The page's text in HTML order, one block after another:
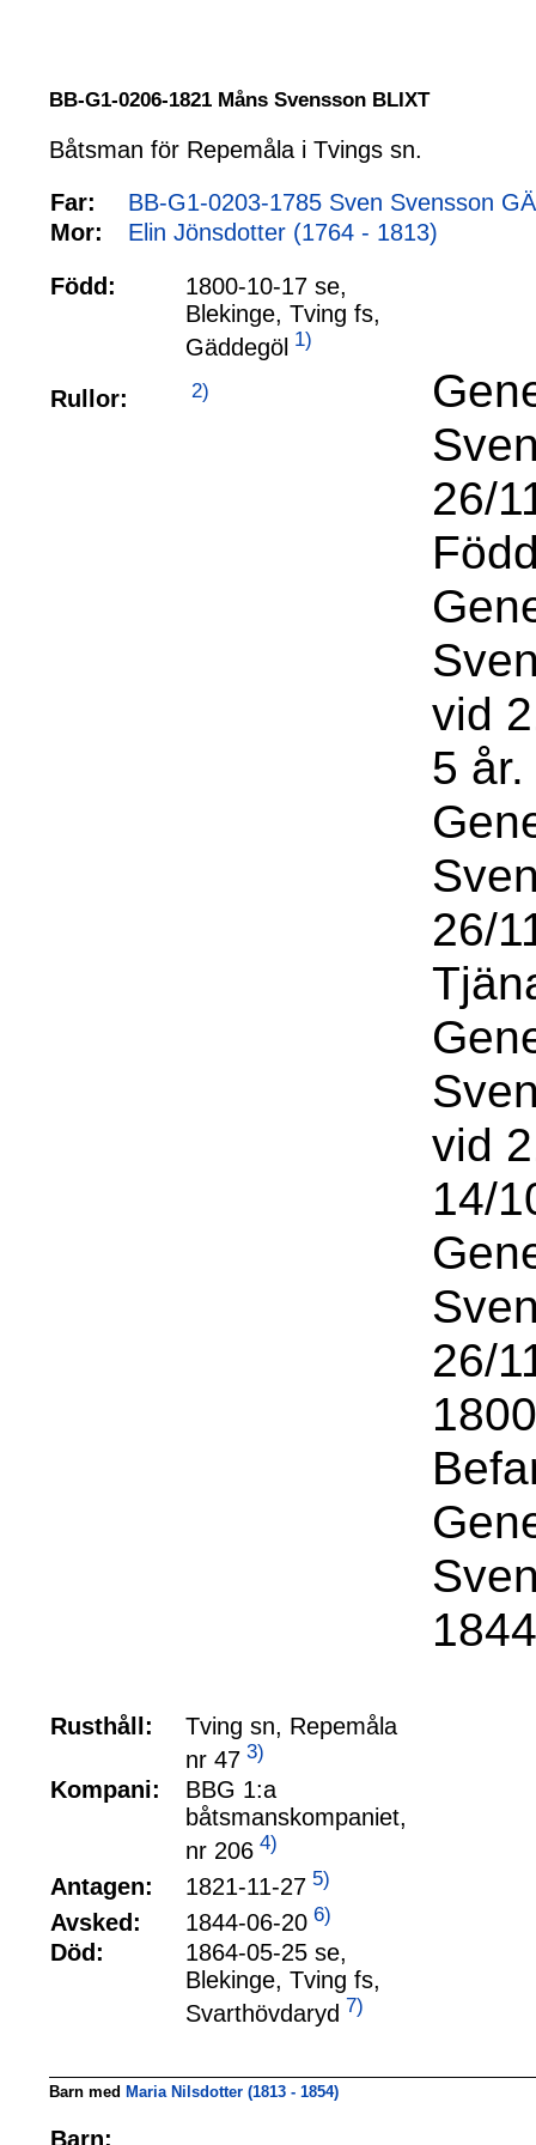
BB-G1-0206-1821 Måns Svensson BLIXT
Båtsman för Repemåla i Tvings sn.
Far:
BB-G1-0203-1785 Sven Svensson
Mor:
Elin Jönsdotter (1764 - 1813)
Född:
1800-10-17 se,
Blekinge, Tving fs,
Gäddegöl 1)
Rullor: 2)
26/
vid
5
26/
vid
14/
26/
Rusthåll:
Tving sn, Repemåla
nr 47 3)
Kompani:
BBG 1:a
båtsmanskompaniet,
nr 206 4)
Antagen: 1821-11-27 5)
Avsked: 1844-06-20 6)
Död:
1864-05-25 se,
Blekinge, Tving fs,
Svarthövdaryd 7)
Barn med Maria Nilsdotter (1813 - 1854)
Barn: